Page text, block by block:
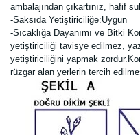
ambalajından çıkartınız, hafif
-Saksıda Yetiştiriciliğe:Uygun
-Sıcaklığa Dayanımı ve Bitki
yetiştiriciliği tavisye edilmez,
yetiştiriciliğini yapmak
rüzgar alan yerlerin tercih